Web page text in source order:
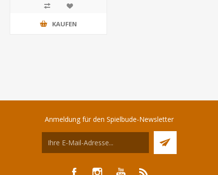
KAUFEN
Anmeldung für den Spielbude-Newsletter